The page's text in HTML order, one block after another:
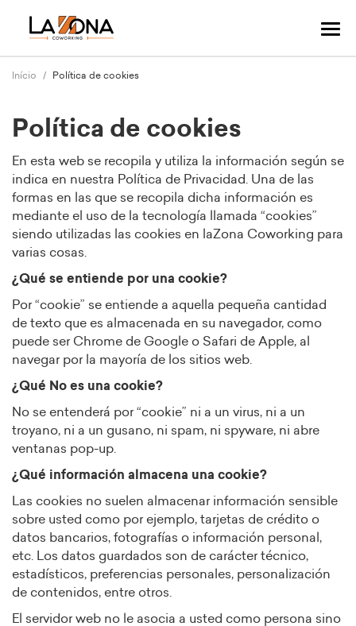
Início Política de cookies
Política de cookies
En esta web se recopila y utiliza la información según se
indica en nuestra Política de Privacidad. Una de las
formas en las que se recopila dicha información es
mediante el uso de la tecnología llamada “cookies”
siendo utilizadas las cookies en laZona Coworking para
varias cosas.
¿Qué se entiende por una cookie?
Por “cookie” se entiende a aquella pequeña cantidad
de texto que es almacenada en su navegador, como
puede ser Chrome de Google o Safari de Apple, al
navegar por la mayoría de los sitios web.
¿Qué No es una cookie?
No se entenderá por “cookie” ni a un virus, ni a un
troyano, ni a un gusano, ni spam, ni spyware, ni abre
ventanas pop-up.
¿Qué información almacena una cookie?
Las cookies no suelen almacenar información sensible
sobre usted como por ejemplo, tarjetas de crédito o
datos bancarios, fotografías o información personal,
etc. Los datos guardados son de carácter técnico,
estadísticos, preferencias personales, personalización
de contenidos, entre otros.
El servidor web no le asocia a usted como persona sino